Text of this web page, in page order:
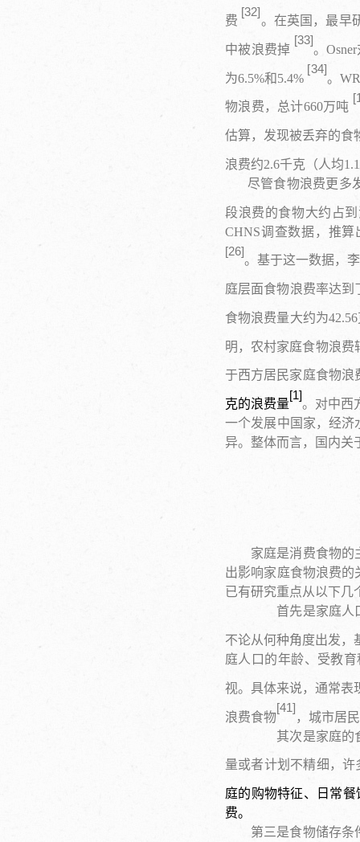
费
[32]
。在英国，最早
中被浪费掉
[33]
。
为6.5%和5.4%
[34]
。
物浪费，总计660万吨
[
估算，发现被丢弃的食
浪费约2.6千克（人均
尽管食物浪费更多
段浪费的食物大约占
CHNS调查数据，推算
[26]
。基于这一数据，
庭层面食物浪费率达到
食物浪费量大约为
明，农村家庭食物浪费
于西方居民家庭食物浪
克的浪费量
[1]
。对中西
一个发展中国家，经济
异。整体而言，国内关
家庭是消费食物的
出影响家庭食物浪费
已有研究重点从以下几
首先是家庭人口
不论从何种角度出发，
庭人口的年龄、受教
视。具体来说，通常表
浪费食物
[41]
，城市居
其次是家庭的食
量或者计划不精细，
庭的购物特征、日常
费。
第三是食物储存条